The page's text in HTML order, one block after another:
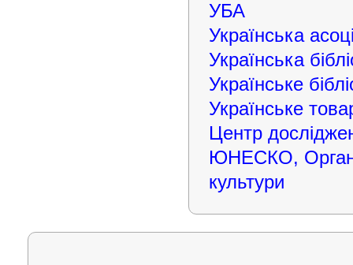
УБА
Українська
Українська
Українське
Українське
Центр
ЮНЕСКО,
культури